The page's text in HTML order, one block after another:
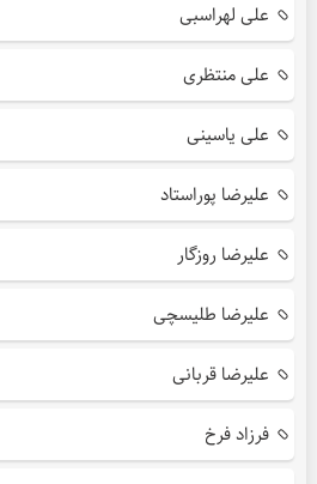
علی لهراسبی
علی منتظری
علی یاسینی
علیرضا پوراستاد
علیرضا روزگار
علیرضا طلیسچی
علیرضا قربانی
فرزاد فرخ